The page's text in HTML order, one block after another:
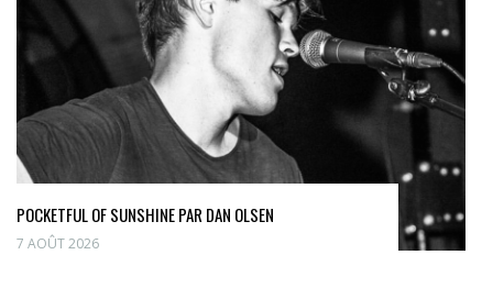
POCKETFUL OF SUNSHINE PAR DAN OLSEN
7 AOÛT 2026